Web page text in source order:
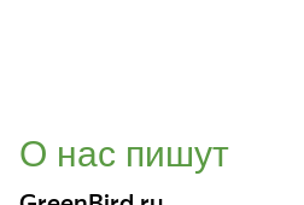
О нас пишут